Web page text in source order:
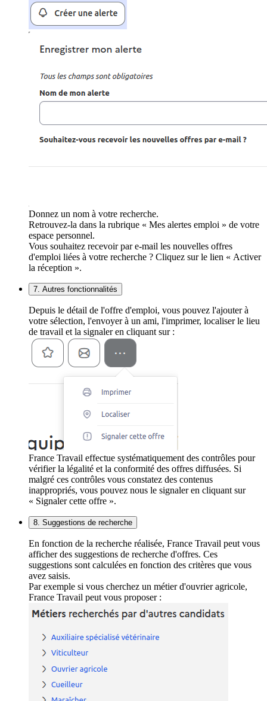
Donnez un nom à votre recherche.
Retrouvez-la dans la rubrique « Mes alertes emploi » de votre
espace personnel.
Vous souhaitez recevoir par e-mail les nouvelles offres
d'emploi liées à votre recherche ? Cliquez sur le lien « Activer
la réception ».
7. Autres fonctionnalités
Depuis le détail de l'offre d'emploi, vous pouvez l'ajouter à
votre sélection, l'envoyer à un ami, l'imprimer, localiser le lieu
de travail et la signaler en cliquant sur :
France Travail effectue systématiquement des contrôles pour
vérifier la légalité et la conformité des offres diffusées. Si
malgré ces contrôles vous constatez des contenus
inappropriés, vous pouvez nous le signaler en cliquant sur
« Signaler cette offre ».
8. Suggestions de recherche
En fonction de la recherche réalisée, France Travail peut vous
afficher des suggestions de recherche d'offres. Ces
suggestions sont calculées en fonction des critères que vous
avez saisis.
Par exemple si vous cherchez un métier d'ouvrier agricole,
France Travail peut vous proposer :